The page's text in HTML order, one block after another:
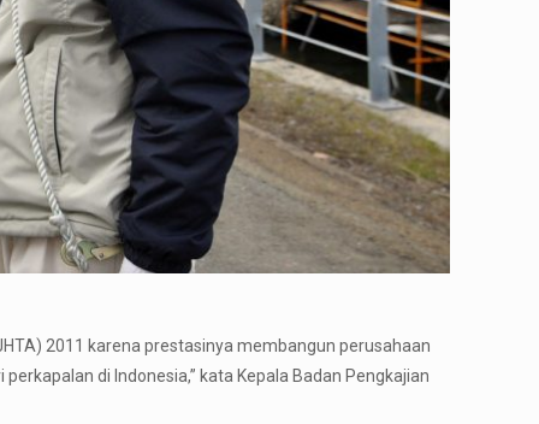
2011 karena prestasinya membangun perusahaan
di Indonesia,” kata Kepala Badan Pengkajian